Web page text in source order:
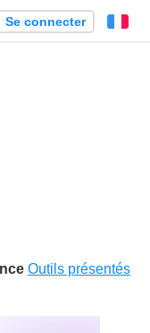
Se connecter
Outils présentés